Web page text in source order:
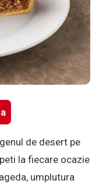
de desert pe
la fiecare ocazie
umplutura